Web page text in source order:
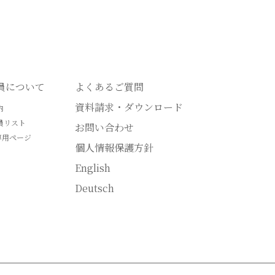
について
リスト
ページ
よくあるご質問
資料請求・ダウンロード
お問い合わせ
個人情報保護方針
English
Deutsch